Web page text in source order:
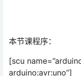
本节课程序：
[scu
arduino:avr:uno”]